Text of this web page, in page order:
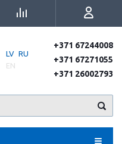
LV RU
EN
+371 67244008
+371 67271055
+371 26002793